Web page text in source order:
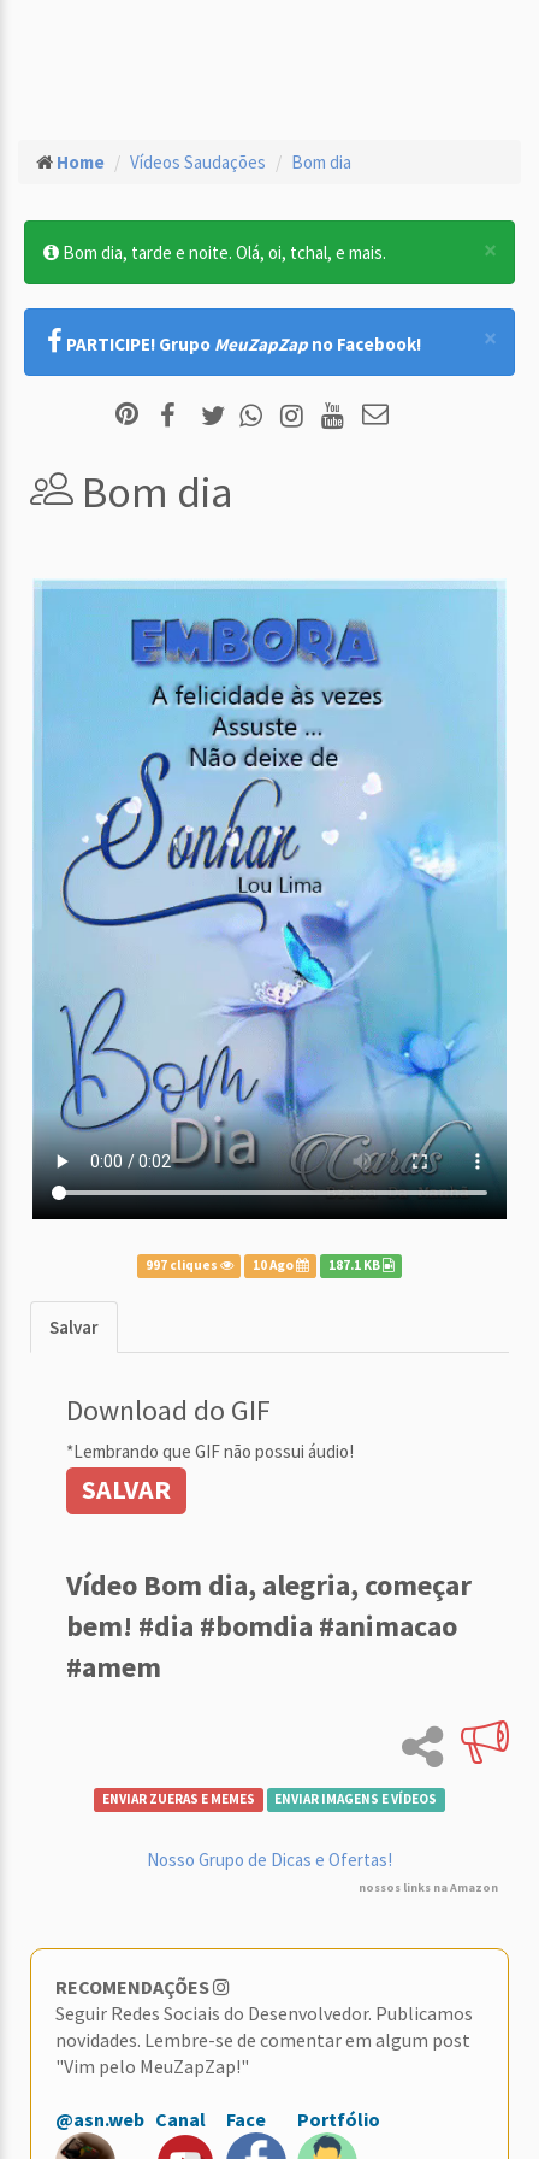
Home Vídeos Saudações Bom dia
×
Bom dia, tarde e noite. Olá, oi, tchal, e mais.
×
PARTICIPE! Grupo MeuZapZap no Facebook!
Bom dia
997 cliques 10 Ago 187.1 KB
Salvar
Download do GIF
*Lembrando que GIF não possui áudio!
SALVAR
Vídeo Bom dia, alegria, começar
bem! #dia #bomdia #animacao
#amem
ENVIAR ZUERAS E MEMES ENVIAR IMAGENS E VÍDEOS
Nosso Grupo de Dicas e Ofertas!
nossos links na Amazon
RECOMENDAÇÕES
Seguir Redes Sociais do Desenvolvedor. Publicamos
novidades. Lembre-se de comentar em algum post
"Vim pelo MeuZapZap!"
@asn.web Canal Face Portfólio